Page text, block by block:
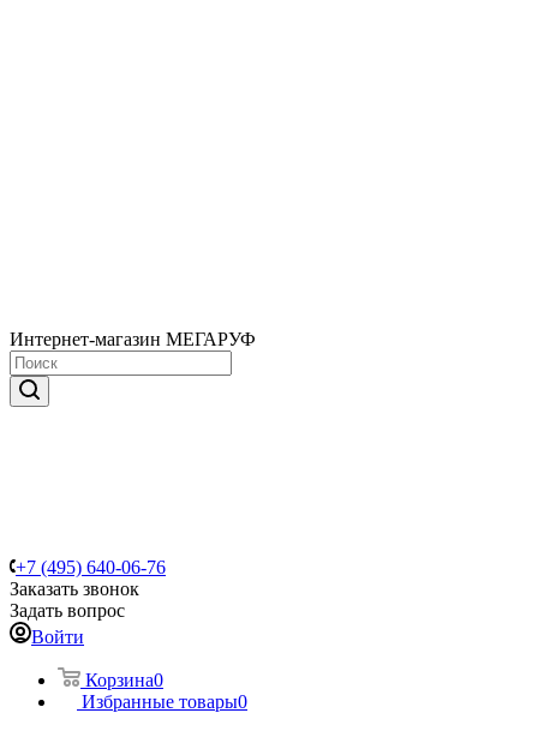
Интернет-магазин МЕГАРУФ
+7 (495) 640-06-76
Заказать звонок
Задать вопрос
Войти
Корзина0
Избранные товары0